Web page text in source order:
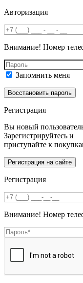
Авторизация
Внимание! Номер
Запомнить меня
Регистрация
Вы новый
Зарегистрируйтесь и
приступайте к
Регистрация
Внимание! Номер